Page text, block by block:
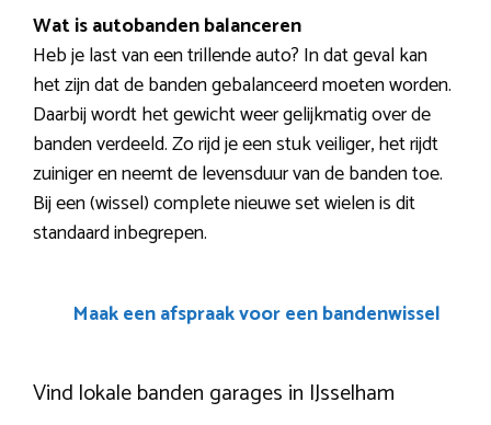
Wat is autobanden balanceren
Heb je last van een trillende auto? In dat geval kan
het zijn dat de banden gebalanceerd moeten worden.
Daarbij wordt het gewicht weer gelijkmatig over de
banden verdeeld. Zo rijd je een stuk veiliger, het rijdt
zuiniger en neemt de levensduur van de banden toe.
Bij een (wissel) complete nieuwe set wielen is dit
standaard inbegrepen.
Maak een afspraak voor een bandenwissel
Vind lokale banden garages in IJsselham